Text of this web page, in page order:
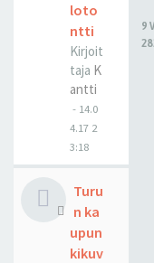
loto
ntti
Kirjoit
taja K
antti
- 14.0
4.17 2
3:18
9
Turu
n ka
upun
kikuv